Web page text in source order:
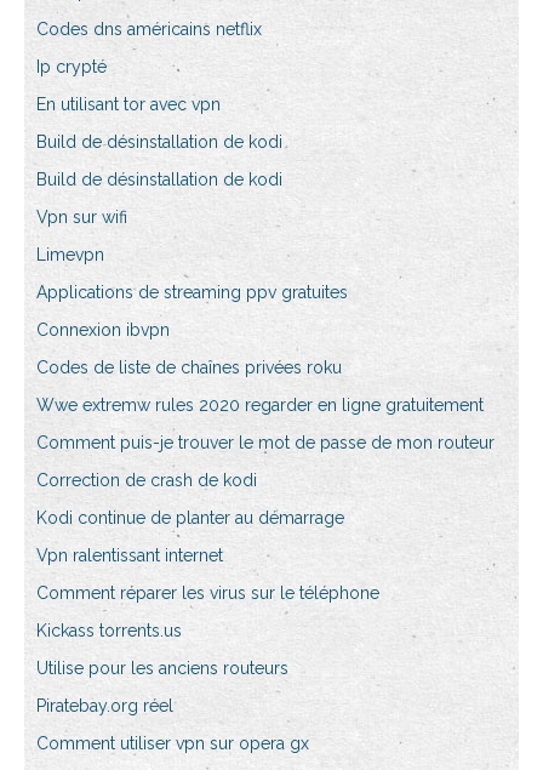
Codes dns américains netflix
Ip crypté
En utilisant tor avec vpn
Build de désinstallation de kodi
Build de désinstallation de kodi
Vpn sur wifi
Limevpn
Applications de streaming ppv gratuites
Connexion ibvpn
Codes de liste de chaînes privées roku
Wwe extremw rules 2020 regarder en ligne gratuitement
Comment puis-je trouver le mot de passe de mon routeur
Correction de crash de kodi
Kodi continue de planter au démarrage
Vpn ralentissant internet
Comment réparer les virus sur le téléphone
Kickass torrents.us
Utilise pour les anciens routeurs
Piratebay.org réel
Comment utiliser vpn sur opera gx